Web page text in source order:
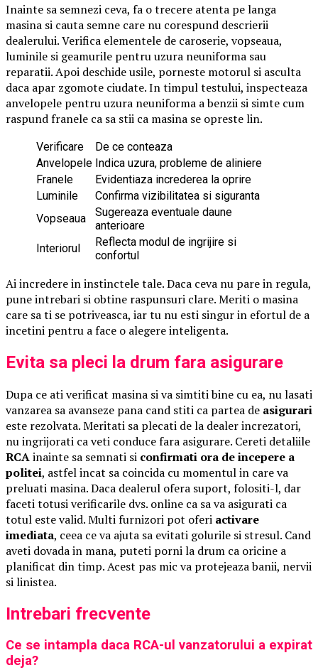
Inainte sa semnezi ceva, fa o trecere atenta pe langa
masina si cauta semne care nu corespund descrierii
dealerului. Verifica elementele de caroserie, vopseaua,
luminile si geamurile pentru uzura neuniforma sau
reparatii. Apoi deschide usile, porneste motorul si asculta
daca apar zgomote ciudate. In timpul testului, inspecteaza
anvelopele pentru uzura neuniforma a benzii si simte cum
raspund franele ca sa stii ca masina se opreste lin.
Verificare
De ce conteaza
Anvelopele Indica uzura, probleme de aliniere
Franele
Evidentiaza increderea la oprire
Luminile
Confirma vizibilitatea si siguranta
Vopseaua
Sugereaza eventuale daune
anterioare
Interiorul
Reflecta modul de ingrijire si
confortul
Ai incredere in instinctele tale. Daca ceva nu pare in regula,
pune intrebari si obtine raspunsuri clare. Meriti o masina
care sa ti se potriveasca, iar tu nu esti singur in efortul de a
incetini pentru a face o alegere inteligenta.
Evita sa pleci la drum fara asigurare
Dupa ce ati verificat masina si va simtiti bine cu ea, nu lasati
vanzarea sa avanseze pana cand stiti ca partea de asigurari
este rezolvata. Meritati sa plecati de la dealer increzatori,
nu ingrijorati ca veti conduce fara asigurare. Cereti detaliile
RCAinainte sa semnati si confirmati ora de incepere a
politei, astfel incat sa coincida cu momentul in care va
preluati masina. Daca dealerul ofera suport, folositi-l, dar
faceti totusi verificarile dvs. online ca sa va asigurati ca
totul este valid. Multi furnizori pot oferi activare
imediata, ceea ce va ajuta sa evitati golurile si stresul. Cand
aveti dovada in mana, puteti porni la drum ca oricine a
planificat din timp. Acest pas mic va protejeaza banii, nervii
si linistea.
Intrebari frecvente
Ce se intampla daca RCA-ul vanzatorului a expirat
deja?